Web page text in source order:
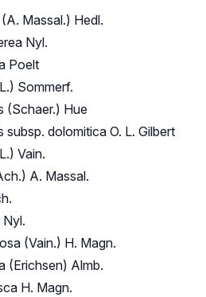
Massal.) Hedl.
Nyl.
Poelt
Sommerf.
(Schaer.) Hue
subsp. dolomitica O. L. Gilbert
Vain.
A. Massal.
(Vain.) H. Magn.
(Erichsen) Almb.
H. Magn.